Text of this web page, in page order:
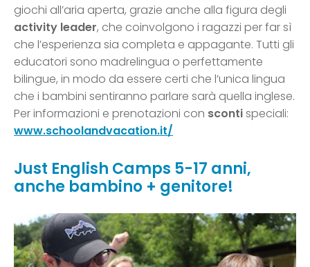
giochi all’aria aperta, grazie anche alla figura degli
activity leader, che coinvolgono i ragazzi per far sì
che l’esperienza sia completa e appagante. Tutti gli
educatori sono madrelingua o perfettamente
bilingue, in modo da essere certi che l’unica lingua
che i bambini sentiranno parlare sarà quella inglese.
Per informazioni e prenotazioni con scontispeciali:
www.schoolandvacation.it/
Just English Camps 5-17 anni,
anche bambino + genitore!